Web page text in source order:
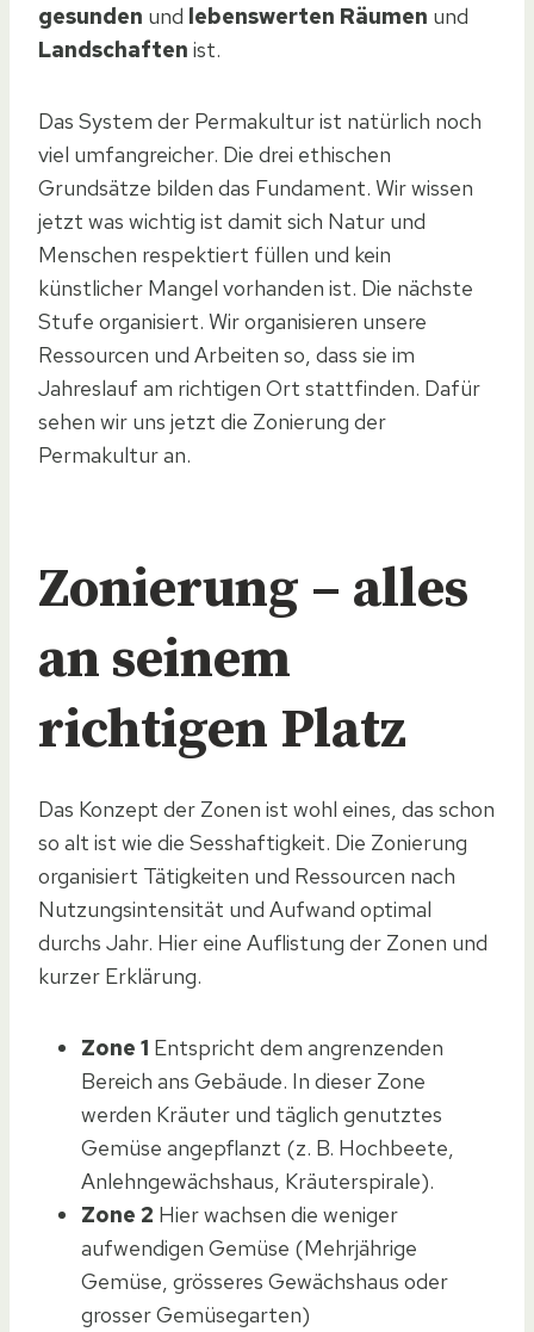
gesunden und lebenswerten Räumen und
Landschaften ist.
Das System der Permakultur ist natürlich noch
viel umfangreicher. Die drei ethischen
Grundsätze bilden das Fundament. Wir wissen
jetzt was wichtig ist damit sich Natur und
Menschen respektiert füllen und kein
künstlicher Mangel vorhanden ist. Die nächste
Stufe organisiert. Wir organisieren unsere
Ressourcen und Arbeiten so, dass sie im
Jahreslauf am richtigen Ort stattfinden. Dafür
sehen wir uns jetzt die Zonierung der
Permakultur an.
Zonierung – alles
an seinem
richtigen Platz
Das Konzept der Zonen ist wohl eines, das schon
so alt ist wie die Sesshaftigkeit. Die Zonierung
organisiert Tätigkeiten und Ressourcen nach
Nutzungsintensität und Aufwand optimal
durchs Jahr. Hier eine Auflistung der Zonen und
kurzer Erklärung.
Zone 1 Entspricht dem angrenzenden
Bereich ans Gebäude. In dieser Zone
werden Kräuter und täglich genutztes
Gemüse angepflanzt (z. B. Hochbeete,
Anlehngewächshaus, Kräuterspirale).
Zone 2 Hier wachsen die weniger
aufwendigen Gemüse (Mehrjährige
Gemüse, grösseres Gewächshaus oder
grosser Gemüsegarten)